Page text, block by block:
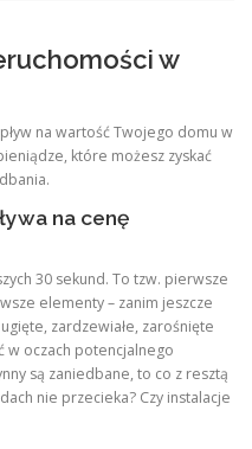
w
na wartość Twojego domu w
które możesz zyskać
na cenę
30 sekund. To tzw. pierwsze
elementy – zanim jeszcze
zardzewiałe, zarośnięte
w oczach potencjalnego
są zaniedbane, to co z resztą
nie przecieka? Czy instalacje